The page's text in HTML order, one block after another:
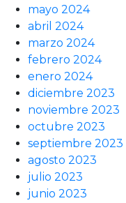
mayo 2024
abril 2024
marzo 2024
febrero 2024
enero 2024
diciembre 2023
noviembre 2023
octubre 2023
septiembre 2023
agosto 2023
julio 2023
junio 2023